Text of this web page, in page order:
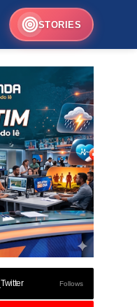
STORIES
Twitter Follows